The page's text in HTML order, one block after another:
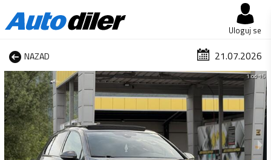
Uloguj se
NAZAD 21.07.2026
1 od 15